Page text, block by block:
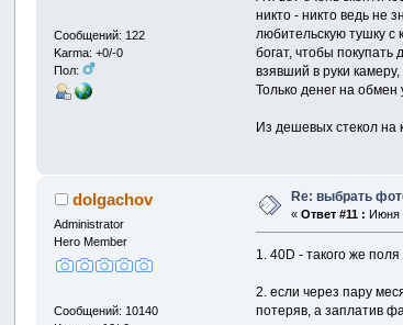
Сообщений: 122
Karma: +0/-0
Пол:
никто - никто ведь не
любительскую тушку с
богат, чтобы
взявший в руки
Только денег на
Из дешевых стекол на
dolgachov
Administrator
Hero Member
Сообщений: 10140
Re: выбрать
«Ответ #11 : Июня
1. 40D - такого же
2. если через пару
потеряв, а заплатив